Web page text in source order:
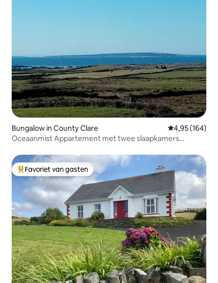
Bungalow in County Clare Gemiddelde
4,95 (164)
Oceaanmist Appartement met twee slaapkamers
Topfavoriet van gasten
Favoriet van gasten